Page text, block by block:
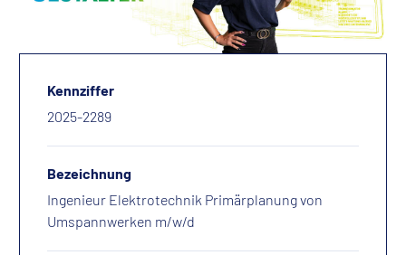
Kennziffer
2025-2289
Bezeichnung
Ingenieur Elektrotechnik Primärplanung von
Umspannwerken m/w/d